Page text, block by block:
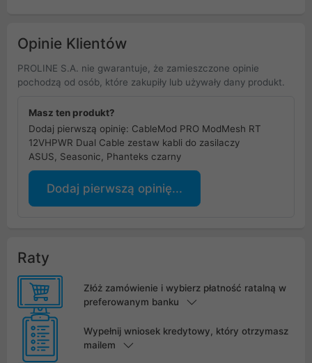
Opinie Klientów
PROLINE S.A. nie gwarantuje, że zamieszczone opinie
pochodzą od osób, które zakupiły lub używały dany produkt.
Masz ten produkt?
Dodaj pierwszą opinię: CableMod PRO ModMesh RT
12VHPWR Dual Cable zestaw kabli do zasilaczy
ASUS, Seasonic, Phanteks czarny
Dodaj pierwszą opinię...
Raty
Złóż zamówienie i wybierz płatność ratalną w
preferowanym banku
Wypełnij wniosek kredytowy, który otrzymasz
mailem